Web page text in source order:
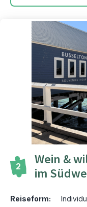
2
Wein &
im
Reiseform: